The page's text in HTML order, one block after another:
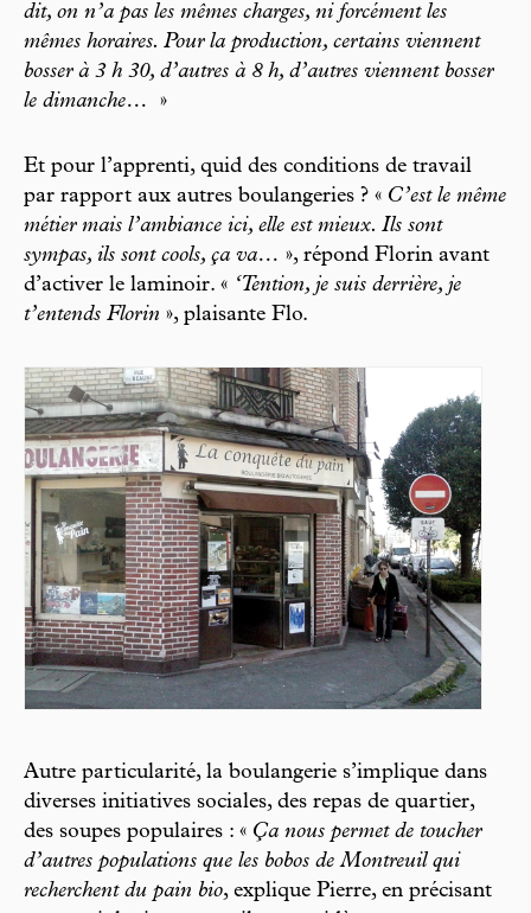
dit, on n’a pas les mêmes charges, ni forcément les
mêmes horaires. Pour la production, certains viennent
bosser à 3 h 30, d’autres à 8 h, d’autres viennent bosser
le dimanche…
»
Et pour l’apprenti, quid des conditions de travail
par rapport aux autres boulangeries ? « C’est le même
métier mais l’ambiance ici, elle est mieux. Ils sont
sympas, ils sont cools, ça va… », répond Florin avant
d’activer le laminoir. « ‘Tention, je suis derrière, je
t’entends Florin », plaisante Flo.
Autre particularité, la boulangerie s’implique dans
diverses initiatives sociales, des repas de quartier,
des soupes populaires : « Ça nous permet de toucher
d’autres populations que les bobos de Montreuil qui
recherchent du pain bio, explique Pierre, en précisant